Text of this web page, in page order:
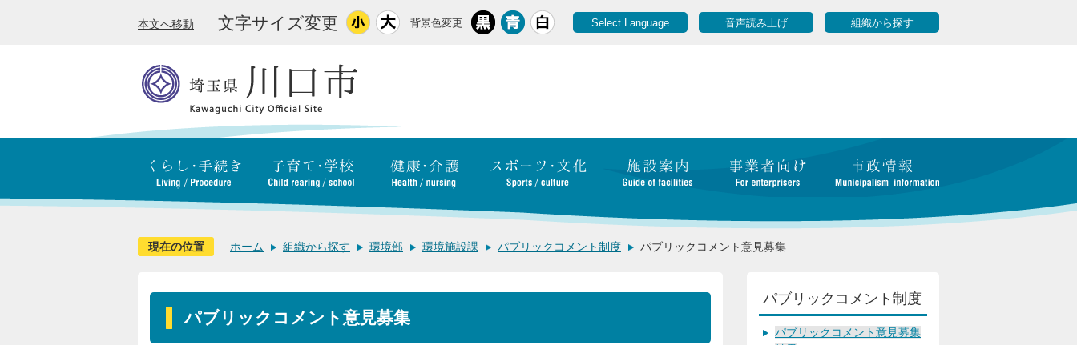
本文へ移動 文字サイズ変更 背景色変更 Select Language 音声読み上げ 組織から探す
現在の位置 ホーム 組織から探す 環境部 環境施設課 パブリックコメント制度 パブリックコメント意見募集
パブリックコメント意見募集
パブリックコメント制度
パブリックコメント意見募集